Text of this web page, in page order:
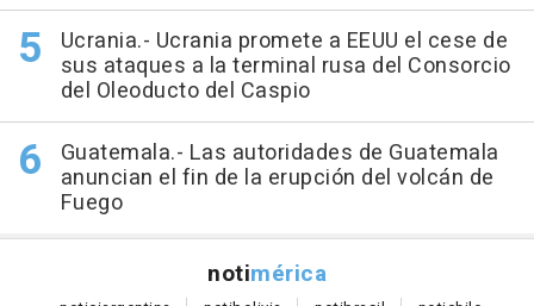
Ucrania.- Ucrania promete a EEUU el cese de
sus ataques a la terminal rusa del Consorcio
del Oleoducto del Caspio
Guatemala.- Las autoridades de Guatemala
anuncian el fin de la erupción del volcán de
Fuego
notimérica